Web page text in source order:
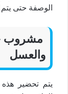
الوصفة حتى
مشروب
والعسل
يتم تحضير